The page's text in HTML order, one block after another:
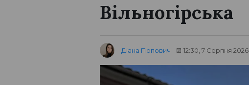
Вільногірська
Діана Попович 12:30, 7 Серпня 2026